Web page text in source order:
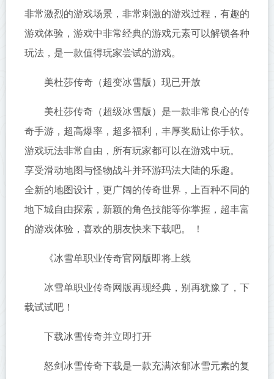
非常激烈的游戏场景，非常刺激的游戏过程，有趣的
游戏体验，游戏中非常经典的游戏元素可以解锁各种
玩法，是一款值得玩家尝试的游戏。
美杜莎传奇（超变冰雪版）现已开放
美杜莎传奇（超级冰雪版）是一款非常良心的传
奇手游，超高爆率，超多福利，丰厚奖励让你手软。
游戏玩法非常自由，所有玩家都可以在游戏中玩。
享受滑动地图与怪物战斗并环游玛法大陆的乐趣。
全新的地图设计，更广阔的传奇世界，上百种不同的
地下城自由探索，新颖的角色技能等你掌握，超丰富
的游戏体验，喜欢的朋友快来下载吧。 ！
《冰雪单职业传奇官网版即将上线
冰雪单职业传奇网版再现经典，别再犹豫了，下
载试试吧！
下载冰雪传奇并立即打开
怒剑冰雪传奇下载是一款充满浓郁冰雪元素的复